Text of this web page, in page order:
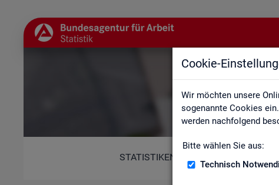
Cookie-
Wir möchten unsere
sogenannte Cookies
werden nachfolgend
Bitte wählen Sie aus:
Technisch
STATISTIKEN